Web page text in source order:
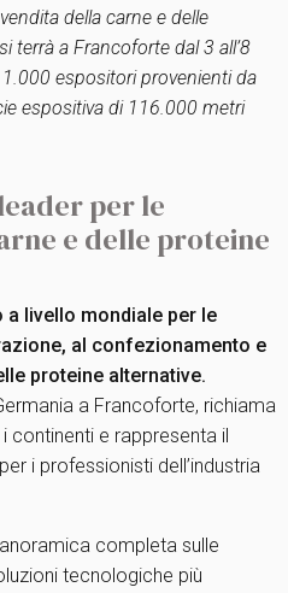
della carne e delle
terrà a Francoforte dal 3 all’8
espositori provenienti da
espositiva di 116.000 metri
per le
e delle proteine
a livello mondiale per le
al confezionamento e
proteine alternative.
a Francoforte, richiama
continenti e rappresenta il
i professionisti dell’industria
completa sulle
tecnologiche più